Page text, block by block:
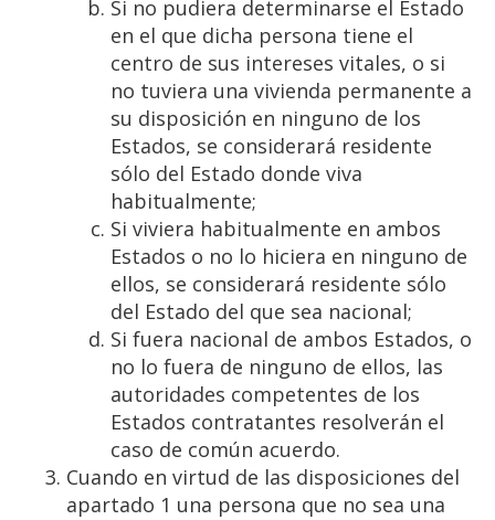
Si no pudiera determinarse el Estado
en el que dicha persona tiene el
centro de sus intereses vitales, o si
no tuviera una vivienda permanente a
su disposición en ninguno de los
Estados, se considerará residente
sólo del Estado donde viva
habitualmente;
Si viviera habitualmente en ambos
Estados o no lo hiciera en ninguno de
ellos, se considerará residente sólo
del Estado del que sea nacional;
Si fuera nacional de ambos Estados, o
no lo fuera de ninguno de ellos, las
autoridades competentes de los
Estados contratantes resolverán el
caso de común acuerdo.
Cuando en virtud de las disposiciones del
apartado 1 una persona que no sea una